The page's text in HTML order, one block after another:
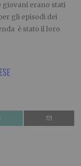
giovani erano stati
gli episodi dei
è stato il loro